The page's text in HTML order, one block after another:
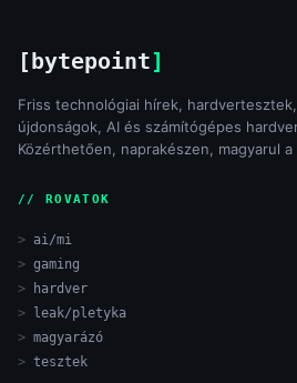
[bytepoint]
Friss technológiai hírek,
újdonságok, AI és számítógépes
Közérthetően, naprakészen, magyarul
// ROVATOK
ai/mi
gaming
hardver
leak/pletyka
magyarázó
tesztek